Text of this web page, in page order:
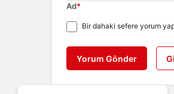
Ad*
Bir dahaki sefere yorum
Yorum Gönder